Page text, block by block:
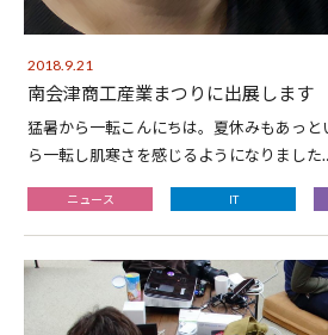
2018.9.21
南会津商工産業まつりに出展します
猛暑から一転こんにちは。夏休みもあっ
ら一転し肌寒さを感じるようになりました
ニュース IT